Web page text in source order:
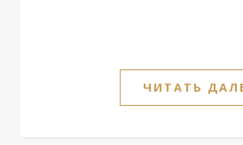
ЧИТАТЬ